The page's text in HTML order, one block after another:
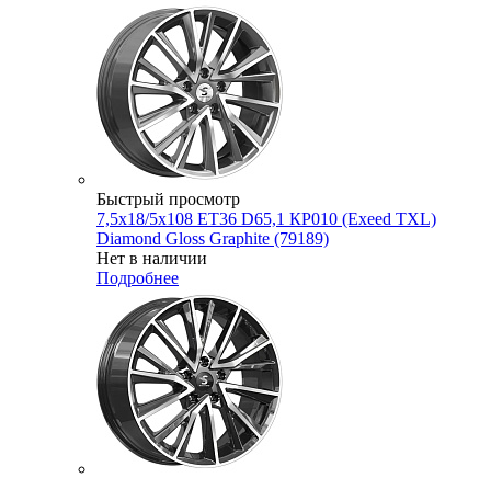
Быстрый просмотр
7,5x18/5x108 ET36 D65,1 КР010 (Exeed TXL)
Diamond Gloss Graphite (79189)
Нет в наличии
Подробнее